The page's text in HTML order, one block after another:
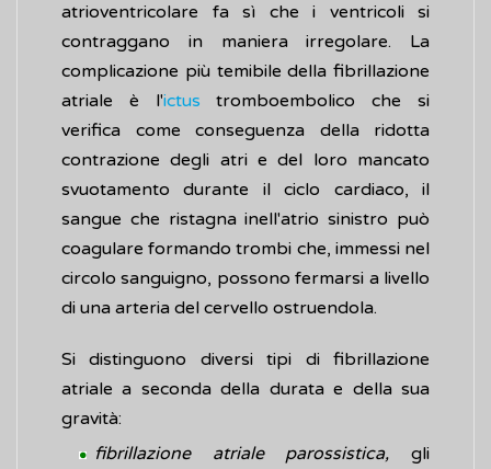
atrioventricolare fa sì che i ventricoli si
contraggano in maniera irregolare. La
complicazione più temibile della fibrillazione
atriale è l'ictus tromboembolico che si
verifica come conseguenza della ridotta
contrazione degli atri e del loro mancato
svuotamento durante il ciclo cardiaco, il
sangue che ristagna inell'atrio sinistro può
coagulare formando trombi che, immessi nel
circolo sanguigno, possono fermarsi a livello
di una arteria del cervello ostruendola.
Si distinguono diversi tipi di fibrillazione
atriale a seconda della durata e della sua
gravità:
fibrillazione atriale parossistica, gli